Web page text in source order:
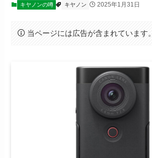
キヤノンの噂 キヤノン 2025年1月31日
当ページには広告が含まれています。